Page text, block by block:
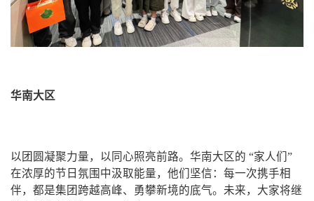
华南大区
以团圆凝聚力量，以同心照亮前路。华南大区的 “家人们”
在浓厚的节日氛围中汲取能量，他们坚信：每一次携手相
伴，都是集团跨越高峰、勇攀新境的底气。未来，大家将继